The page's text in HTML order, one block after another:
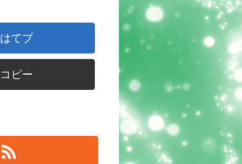
はてブ
コピー